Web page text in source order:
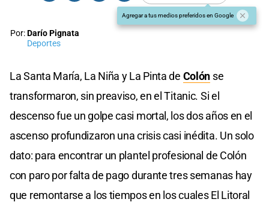
Agregar a tus medios preferidos en Google
Por:Darío Pignata
Deportes
La Santa María, La Niña y La Pinta de Colón se
transformaron, sin preaviso, en el Titanic. Si el
descenso fue un golpe casi mortal, los dos años en el
ascenso profundizaron una crisis casi inédita. Un solo
dato: para encontrar un plantel profesional de Colón
con paro por falta de pago durante tres semanas hay
que remontarse a los tiempos en los cuales El Litoral